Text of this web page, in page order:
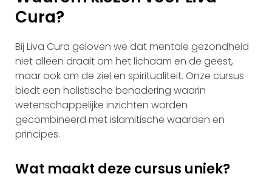
Cura?
Bij Liva Cura geloven we dat mentale gezondheid
niet alleen draait om het lichaam en de geest,
maar ook om de ziel en spiritualiteit. Onze cursus
biedt een holistische benadering waarin
wetenschappelijke inzichten worden
gecombineerd met islamitische waarden en
principes.
Wat maakt deze cursus uniek?